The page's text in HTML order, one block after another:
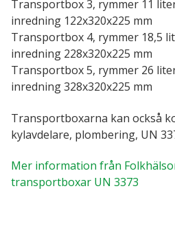
Kliniskt avfall eller riskavfall?
Så här fungerar det (pdf)
Isolerade transportboxar
Alla produkter
Tillbehör transportboxar
Transportbox 3, rymmer 11
inredning 122x320x225 mm
Transportbox 4, rymmer 18,5
inredning 228x320x225 mm
Transportbox 5, rymmer 26
inredning 328x320x225 mm
Transportboxarna kan också
kylavdelare, plombering, UN
Mer information från
transportboxar UN 3373